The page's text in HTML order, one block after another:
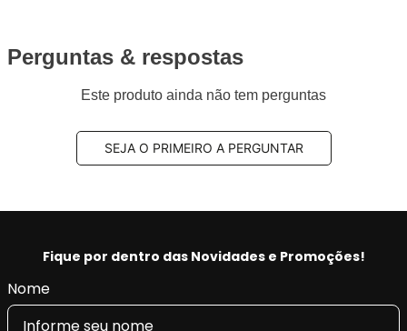
Perguntas & respostas
Este produto ainda não tem perguntas
SEJA O PRIMEIRO A PERGUNTAR
Fique por dentro das Novidades e Promoções!
Nome